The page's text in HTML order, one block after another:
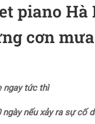
piano Hà
cơn mưa
ngay tức thì
nếu xảy ra sự cố